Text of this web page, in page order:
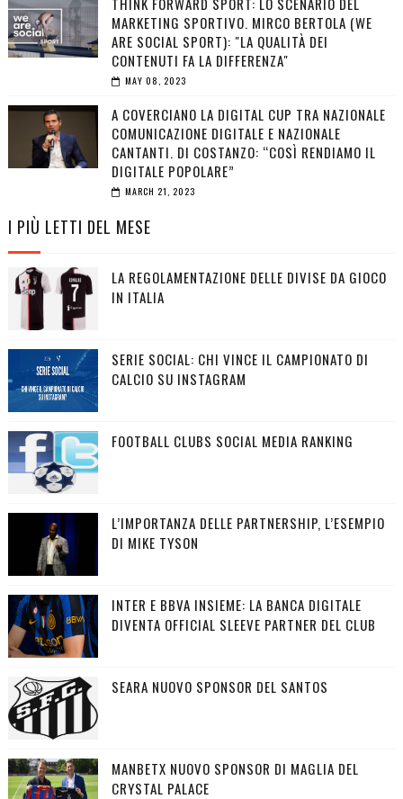
MARKETING SPORTIVO. MIRCO BERTOLA (WE
ARE SOCIAL SPORT): "LA QUALITÀ DEI
CONTENUTI FA LA DIFFERENZA"
MAY 08, 2023
A COVERCIANO LA DIGITAL CUP TRA NAZIONALE
COMUNICAZIONE DIGITALE E NAZIONALE
CANTANTI. DI COSTANZO: “COSÌ RENDIAMO IL
DIGITALE POPOLARE”
MARCH 21, 2023
I PIÙ LETTI DEL MESE
LA REGOLAMENTAZIONE DELLE DIVISE DA GIOCO
IN ITALIA
SERIE SOCIAL: CHI VINCE IL CAMPIONATO DI
CALCIO SU INSTAGRAM
FOOTBALL CLUBS SOCIAL MEDIA RANKING
L’IMPORTANZA DELLE PARTNERSHIP, L’ESEMPIO
DI MIKE TYSON
INTER E BBVA INSIEME: LA BANCA DIGITALE
DIVENTA OFFICIAL SLEEVE PARTNER DEL CLUB
SEARA NUOVO SPONSOR DEL SANTOS
MANBETX NUOVO SPONSOR DI MAGLIA DEL
CRYSTAL PALACE